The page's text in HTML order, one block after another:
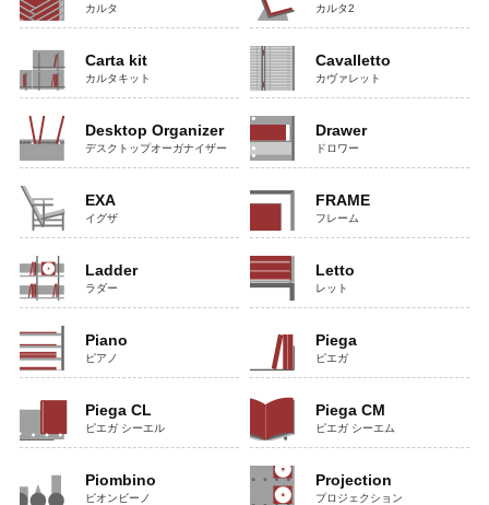
カルタ カルタ2
Carta kit
カルタキット
Cavalletto
カヴァレット
Desktop Organizer
デスクトップオーガナイザー
Drawer
ドロワー
EXA
イグザ
FRAME
フレーム
Ladder
ラダー
Letto
レット
Piano
ピアノ
Piega
ピエガ
Piega CL
ピエガ シーエル
Piega CM
ピエガ シーエム
Piombino
ピオンビーノ
Projection
プロジェクション